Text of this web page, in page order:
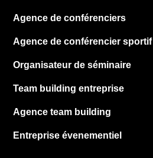
Agence de conférenciers
Agence de conférencier sportif
Organisateur de séminaire
Team building entreprise
Agence team building
Entreprise évenementiel